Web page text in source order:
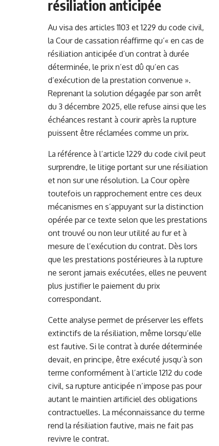
résiliation anticipée
Au visa des articles 1103 et 1229 du code civil,
la Cour de cassation réaffirme qu’« en cas de
résiliation anticipée d’un contrat à durée
déterminée, le prix n’est dû qu’en cas
d’exécution de la prestation convenue ».
Reprenant la solution dégagée par son arrêt
du 3 décembre 2025, elle refuse ainsi que les
échéances restant à courir après la rupture
puissent être réclamées comme un prix.
La référence à l’article 1229 du code civil peut
surprendre, le litige portant sur une résiliation
et non sur une résolution. La Cour opère
toutefois un rapprochement entre ces deux
mécanismes en s’appuyant sur la distinction
opérée par ce texte selon que les prestations
ont trouvé ou non leur utilité au fur et à
mesure de l’exécution du contrat. Dès lors
que les prestations postérieures à la rupture
ne seront jamais exécutées, elles ne peuvent
plus justifier le paiement du prix
correspondant.
Cette analyse permet de préserver les effets
extinctifs de la résiliation, même lorsqu’elle
est fautive. Si le contrat à durée déterminée
devait, en principe, être exécuté jusqu’à son
terme conformément à l’article 1212 du code
civil, sa rupture anticipée n’impose pas pour
autant le maintien artificiel des obligations
contractuelles. La méconnaissance du terme
rend la résiliation fautive, mais ne fait pas
revivre le contrat.